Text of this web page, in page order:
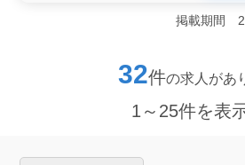
リキュラム開発に興味がある方には
入と福利厚生の充実＞ 年収450万
的な安定感があります。また、社会
掲載期間
32件の求人があ
1～25件を表